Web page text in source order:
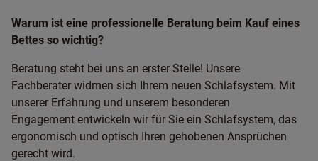
Warum ist eine professionelle Beratung beim Kauf eines
Bettes so wichtig?
Beratung steht bei uns an erster Stelle! Unsere
Fachberater widmen sich Ihrem neuen Schlafsystem. Mit
unserer Erfahrung und unserem besonderen
Engagement entwickeln wir für Sie ein Schlafsystem, das
ergonomisch und optisch Ihren gehobenen Ansprüchen
gerecht wird.